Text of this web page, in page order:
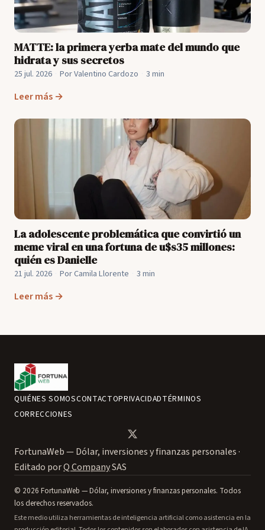
MATTE: la primera yerba mate del mundo que
hidrata y sus secretos
25 jul. 2026 Por Valentino Cardozo 3 min
Leer más →
La adolescente problemática que convirtió un
meme viral en una fortuna de u$s35 millones:
quién es Danielle
21 jul. 2026 Por Camila Llorente 3 min
Leer más →
QUIÉNES SOMOSCONTACTOPRIVACIDADTÉRMINOS
CORRECCIONES
FortunaWeb — Dólar, inversiones y finanzas personales ·
Editado porQ CompanySAS
© 2026 FortunaWeb — Dólar, inversiones y finanzas personales. Todos
los derechos reservados.
Este medio utiliza herramientas de inteligencia artificial como asistencia en la